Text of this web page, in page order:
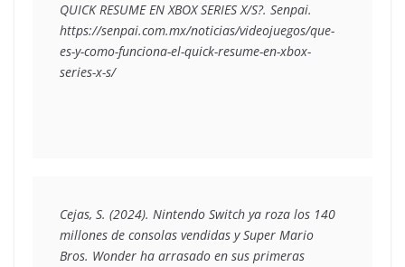
QUICK RESUME EN XBOX SERIES X/S?. Senpai.
https://senpai.com.mx/noticias/videojuegos/que-
es-y-como-funciona-el-quick-resume-en-xbox-
series-x-s/
Cejas, S. (2024). Nintendo Switch ya roza los 140
millones de consolas vendidas y Super Mario
Bros. Wonder ha arrasado en sus primeras